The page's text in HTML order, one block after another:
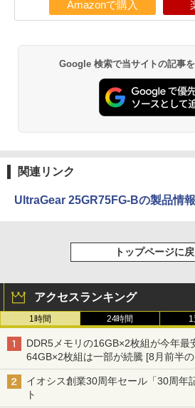
Amazonで購入
Google 検索で当サイトの記事
関連リンク
UltraGear 25GR75FG-Bの製品情報
トップページに
アクセスランキング
1時間 24時間
DDR5メモリの16GB×2枚組が今年最
64GB×2枚組は一部が続騰 [8月前半
イオシス創業30周年セール「30周年
ト